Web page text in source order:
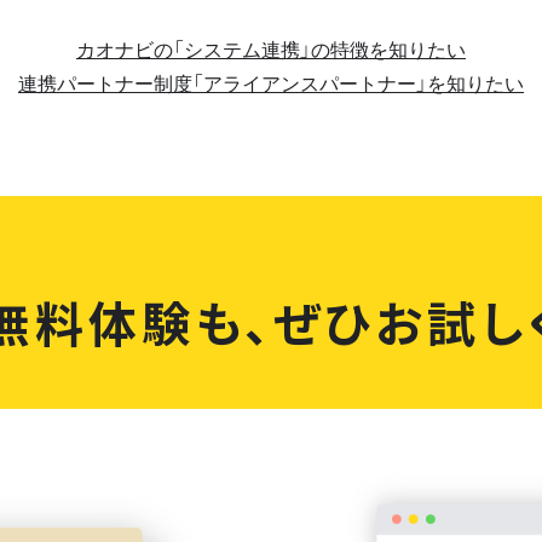
カオナビの「システム連携」の特徴を知りたい
連携パートナー制度「アライアンスパートナー」を知りたい
料体験も、ぜひお試し